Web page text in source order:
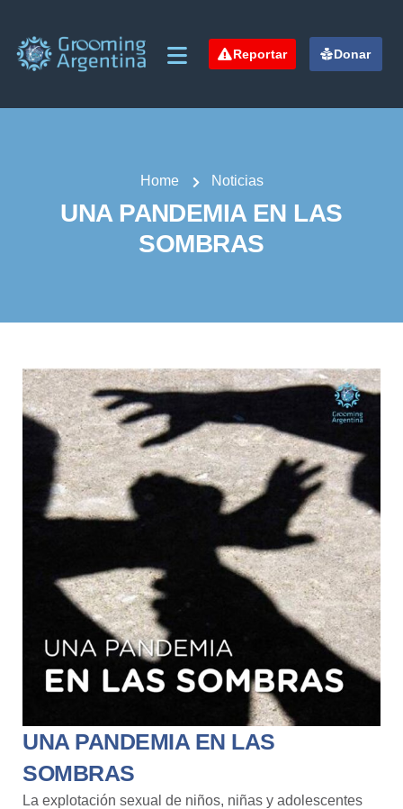
Reportar Donar
Home Noticias
UNA PANDEMIA EN LAS
SOMBRAS
UNA PANDEMIA EN LAS
SOMBRAS
La explotación sexual de niños, niñas y adolescentes